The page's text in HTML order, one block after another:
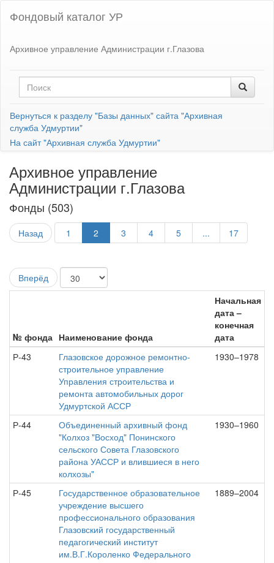
Фондовый каталог УР
Архивное управление Администрации г.Глазова
Вернуться к разделу "Базы данных" сайта "Архивная
служба Удмуртии"
На сайт "Архивная служба Удмуртии"
Архивное управление
Администрации г.Глазова
Фонды (503)
Назад 1 2 3 4 5 ... 17
Вперёд
№ фонда Наименование фонда
Начальная
дата –
конечная
дата
Р-43
Глазовское дорожное ремонтно-
строительное управление
Управления строительства и
ремонта автомобильных дорог
Удмуртской АССР
1930–1978
Р-44
Объединенный архивный фонд
"Колхоз "Восход" Понинского
сельского Совета Глазовского
района УАССР и влившиеся в него
колхозы"
1930–1960
Р-45
Государственное образовательное
учреждение высшего
профессионального образования
Глазовский государственный
педагогический институт
им.В.Г.Короленко Федерального
1889–2004